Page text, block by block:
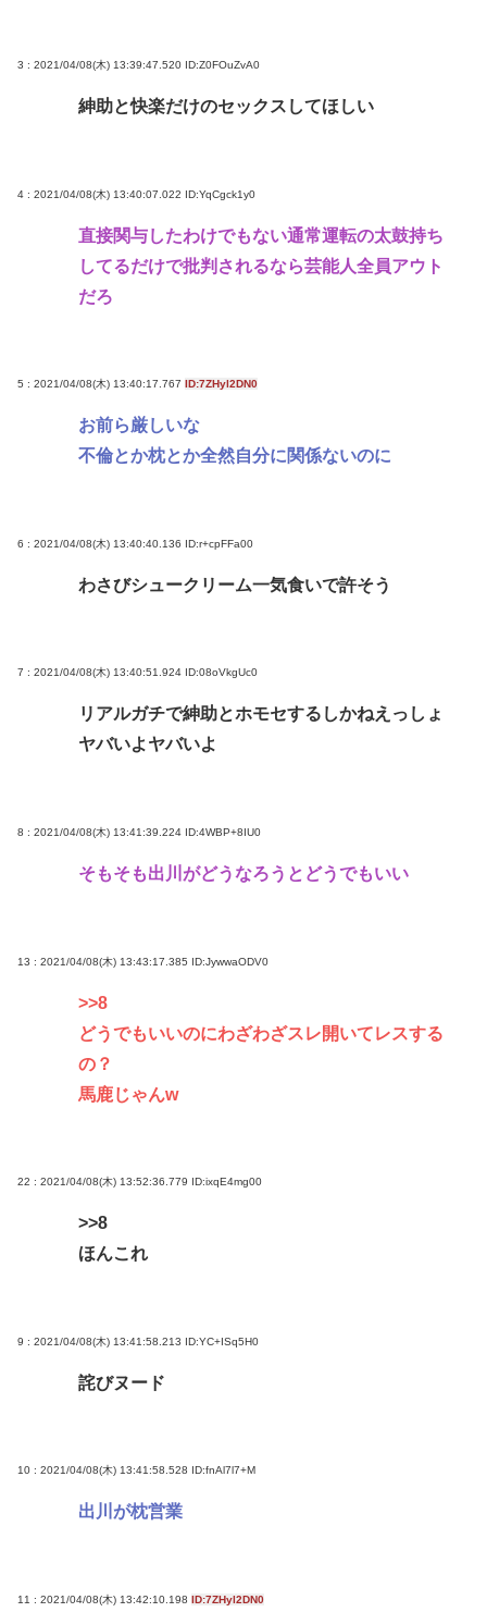
イチローの晩年(2011-2019)の成績、流石に擁護でき
避難所地獄と化す「ずっと同じ食べ物&断水でトイレ
流せず悪臭&床に直接就寝&コロナ感染」
3 : 2021/04/08(木) 13:39:47.520 ID:Z0FOuZvA0
紳助と快楽だけのセックスしてほしい
4 : 2021/04/08(木) 13:40:07.022 ID:YqCgck1y0
直接関与したわけでもない通常運転の太鼓持ち
してるだけで批判されるなら芸能人全員アウト
だろ
5 : 2021/04/08(木) 13:40:17.767 ID:7ZHyl2DN0
お前ら厳しいな
不倫とか枕とか全然自分に関係ないのに
6 : 2021/04/08(木) 13:40:40.136 ID:r+cpFFa00
わさびシュークリーム一気食いで許そう
7 : 2021/04/08(木) 13:40:51.924 ID:08oVkgUc0
リアルガチで紳助とホモセするしかねえっしょ
ヤバいよヤバいよ
8 : 2021/04/08(木) 13:41:39.224 ID:4WBP+8IU0
そもそも出川がどうなろうとどうでもいい
13 : 2021/04/08(木) 13:43:17.385 ID:JywwaODV0
>>8
どうでもいいのにわざわざスレ開いてレスする
の？
馬鹿じゃんw
22 : 2021/04/08(木) 13:52:36.779 ID:ixqE4mg00
>>8
ほんこれ
9 : 2021/04/08(木) 13:41:58.213 ID:YC+ISq5H0
詫びヌード
10 : 2021/04/08(木) 13:41:58.528 ID:fnAl7l7+M
出川が枕営業
11 : 2021/04/08(木) 13:42:10.198 ID:7ZHyl2DN0